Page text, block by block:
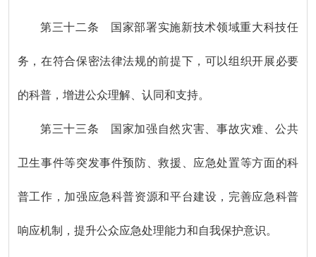
第三十二条 国家部署实施新技术领域重大科技任
务，在符合保密法律法规的前提下，可以组织开展必要
的科普，增进公众理解、认同和支持。
第三十三条 国家加强自然灾害、事故灾难、公共
卫生事件等突发事件预防、救援、应急处置等方面的科
普工作，加强应急科普资源和平台建设，完善应急科普
响应机制，提升公众应急处理能力和自我保护意识。